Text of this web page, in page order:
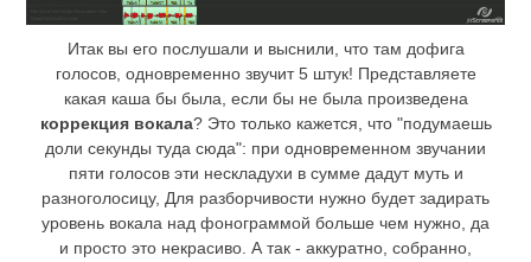
Итак вы его послушали и выснили, что там дофига
голосов, одновременно звучит 5 штук! Представляете
какая каша бы была, если бы не была произведена
коррекция вокала? Это только кажется, что "подумаешь
доли секунды туда сюда": при одновременном звучании
пяти голосов эти нескладухи в сумме дадут муть и
разноголосицу, Для разборчивости нужно будет задирать
уровень вокала над фонограммой больше чем нужно, да
и просто это некрасиво. А так - аккуратно, собранно,